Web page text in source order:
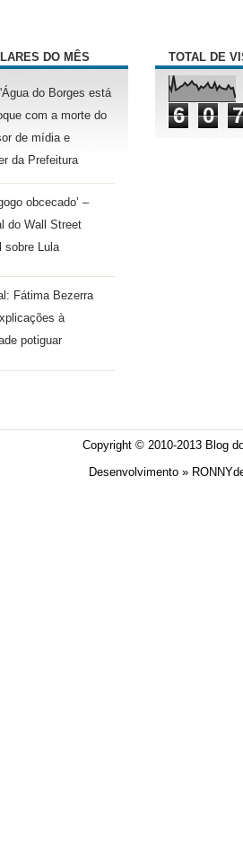
DO MÊS
do Borges está
com a morte do
de mídia e
da Prefeitura
obcecado’ –
do Wall Street
sobre Lula
Fátima Bezerra
à
potiguar
TOTAL DE
6 0 7
Copyright © 2010-2013 Blog
Desenvolvimento »